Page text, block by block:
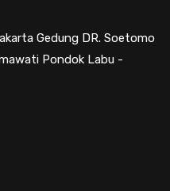
Gedung DR. Soetomo
Pondok Labu -